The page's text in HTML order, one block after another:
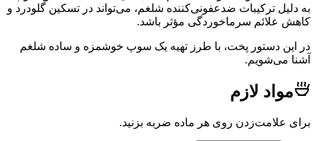
ترکیبات ضدعفونی‌کننده شلغم، می‌تواند در تسکین گلودرد و
سرماخوردگی مؤثر باشد.
دستور پخت، با طرز تهیه یک سوپ خوشمزه و ساده شلغم
لازم
روی هر ماده ضربه بزنید.